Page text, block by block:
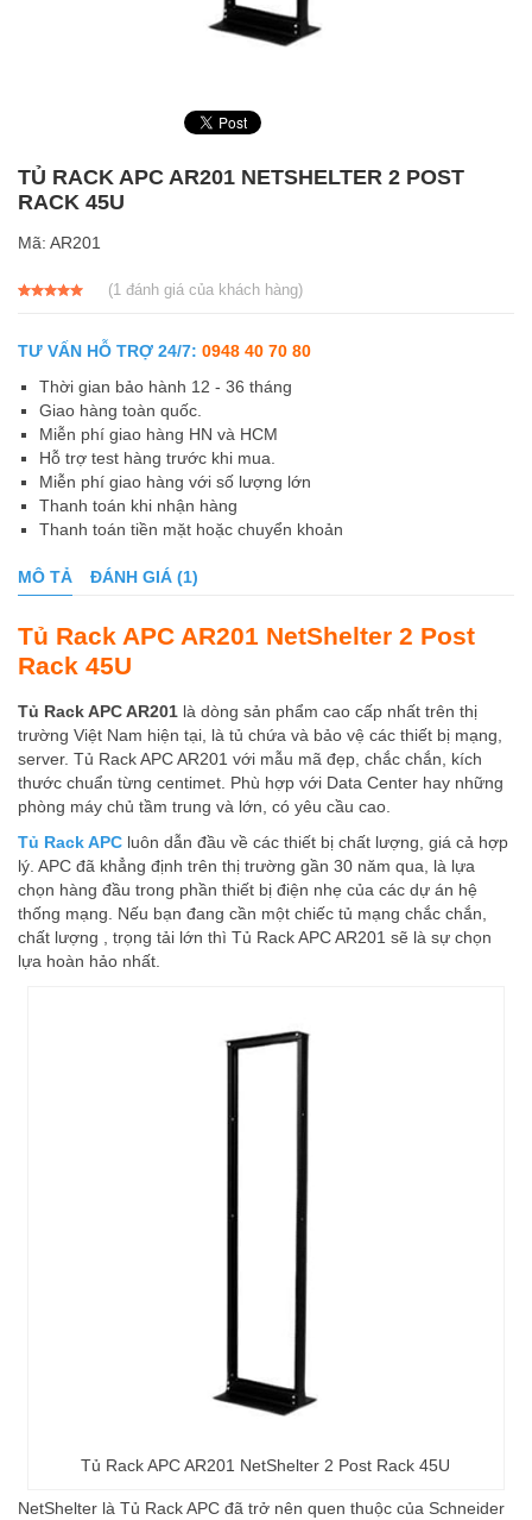
TỦ RACK APC AR201 NETSHELTER 2 POST
RACK 45U
Mã: AR201
đánh giá
(1đánh giá của khách hàng)
TƯ VẤN HỖ TRỢ 24/7: 0948 40 70 80
Thời gian bảo hành 12 - 36 tháng
Giao hàng toàn quốc.
Miễn phí giao hàng HN và HCM
Hỗ trợ test hàng trước khi mua.
Miễn phí giao hàng với số lượng lớn
Thanh toán khi nhận hàng
Thanh toán tiền mặt hoặc chuyển khoản
MÔ TẢ ĐÁNH GIÁ (1)
Tủ Rack APC AR201 NetShelter 2 Post
Rack 45U
Tủ Rack APC AR201 là dòng sản phẩm cao cấp nhất trên thị
trường Việt Nam hiện tại, là tủ chứa và bảo vệ các thiết bị mạng,
server. Tủ Rack APC AR201 với mẫu mã đẹp, chắc chắn, kích
thước chuẩn từng centimet. Phù hợp với Data Center hay những
phòng máy chủ tầm trung và lớn, có yêu cầu cao.
Tủ Rack APC luôn dẫn đầu về các thiết bị chất lượng, giá cả hợp
lý. APC đã khẳng định trên thị trường gần 30 năm qua, là lựa
chọn hàng đầu trong phần thiết bị điện nhẹ của các dự án hệ
thống mạng. Nếu bạn đang cần một chiếc tủ mạng chắc chắn,
chất lượng , trọng tải lớn thì Tủ Rack APC AR201 sẽ là sự chọn
lựa hoàn hảo nhất.
Tủ Rack APC AR201 NetShelter 2 Post Rack 45U
NetShelter là Tủ Rack APC đã trở nên quen thuộc của Schneider